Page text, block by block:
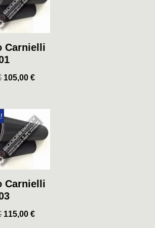
Carnielli
105,00€
Carnielli
115,00€